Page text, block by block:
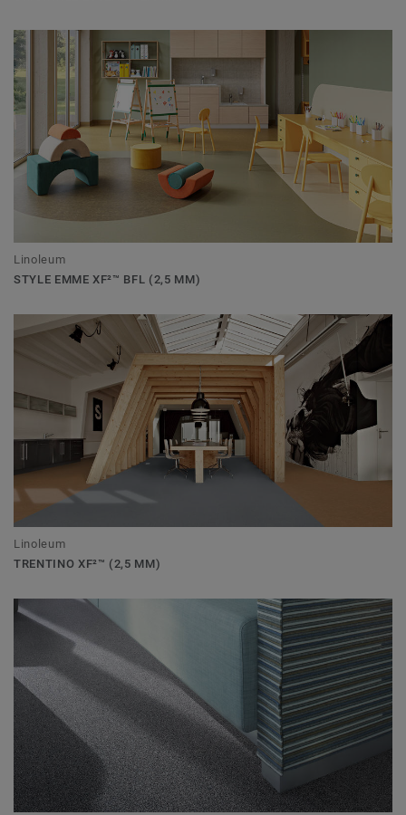
Linoleum
STYLE EMME XF²™ BFL (2,5 MM)
Linoleum
TRENTINO XF²™ (2,5 MM)